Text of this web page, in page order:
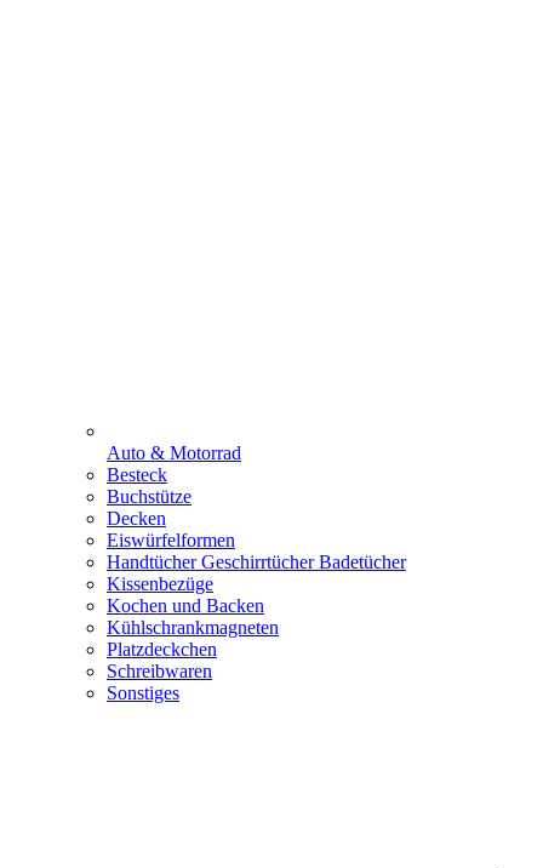
Auto & Motorrad
Besteck
Buchstütze
Decken
Eiswürfelformen
Handtücher Geschirrtücher Badetücher
Kissenbezüge
Kochen und Backen
Kühlschrankmagneten
Platzdeckchen
Schreibwaren
Sonstiges